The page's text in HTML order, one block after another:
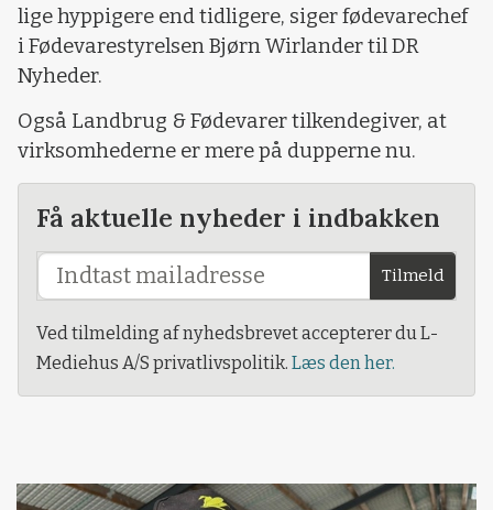
lige hyppigere end tidligere, siger fødevarechef
i Fødevarestyrelsen Bjørn Wirlander til DR
Nyheder.
Også Landbrug & Fødevarer tilkendegiver, at
virksomhederne er mere på dupperne nu.
Få aktuelle nyheder i indbakken
Tilmeld
Ved tilmelding af nyhedsbrevet accepterer du L-
Mediehus A/S privatlivspolitik. Læs den her.